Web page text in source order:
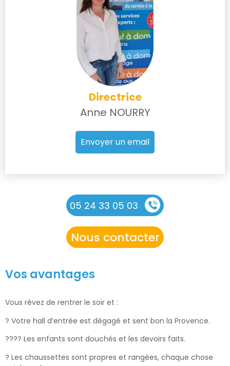
Directrice
Anne NOURRY
Envoyer un email
05 24 33 05 03
Nous contacter
Vos avantages
Vous rêvez de rentrer le soir et :
? Votre hall d’entrée est dégagé et sent bon la Provence.
?‍?‍?‍? Les enfants sont douchés et les devoirs faits.
? Les chaussettes sont propres et rangées, chaque chose